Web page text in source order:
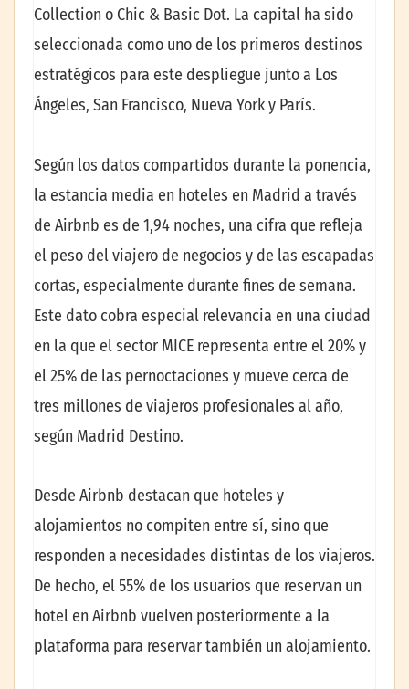
Collection o Chic & Basic Dot. La capital ha sido
seleccionada como uno de los primeros destinos
estratégicos para este despliegue junto a Los
Ángeles, San Francisco, Nueva York y París.
Según los datos compartidos durante la ponencia,
la estancia media en hoteles en Madrid a través
de Airbnb es de 1,94 noches, una cifra que refleja
el peso del viajero de negocios y de las escapadas
cortas, especialmente durante fines de semana.
Este dato cobra especial relevancia en una ciudad
en la que el sector MICE representa entre el 20% y
el 25% de las pernoctaciones y mueve cerca de
tres millones de viajeros profesionales al año,
según Madrid Destino.
Desde Airbnb destacan que hoteles y
alojamientos no compiten entre sí, sino que
responden a necesidades distintas de los viajeros.
De hecho, el 55% de los usuarios que reservan un
hotel en Airbnb vuelven posteriormente a la
plataforma para reservar también un alojamiento.